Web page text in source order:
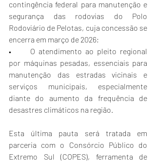
contingência federal para manutenção e
segurança das rodovias do Polo
Rodoviário de Pelotas, cuja concessão se
encerra em março de 2026;
•	O atendimento ao pleito regional
por máquinas pesadas, essenciais para
manutenção das estradas vicinais e
serviços municipais, especialmente
diante do aumento da frequência de
desastres climáticos na região.
Esta última pauta será tratada em
parceria com o Consórcio Público do
Extremo Sul (COPES), ferramenta de